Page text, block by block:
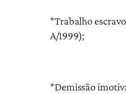
*Trabalho
A/1999);
*Demissão